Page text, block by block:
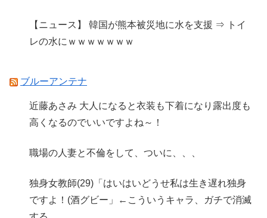
【ニュース】 韓国が熊本被災地に水を支援 ⇒ トイ
レの水にｗｗｗｗｗｗｗ
ブルーアンテナ
近藤あさみ 大人になると衣装も下着になり露出度も
高くなるのでいいですよね～！
職場の人妻と不倫をして、ついに、、、
独身女教師(29)「はいはいどうせ私は生き遅れ独身
ですよ！(酒グビー」←こういうキャラ、ガチで消滅